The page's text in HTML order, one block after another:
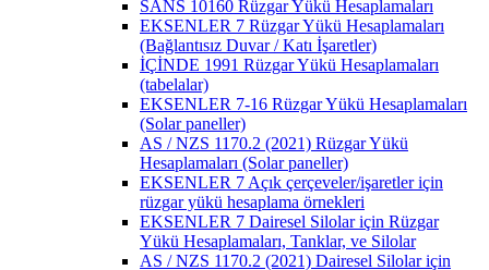
SANS 10160 Rüzgar Yükü Hesaplamaları
EKSENLER 7 Rüzgar Yükü Hesaplamaları
(Bağlantısız Duvar / Katı İşaretler)
İÇİNDE 1991 Rüzgar Yükü Hesaplamaları
(tabelalar)
EKSENLER 7-16 Rüzgar Yükü Hesaplamaları
(Solar paneller)
AS / NZS 1170.2 (2021) Rüzgar Yükü
Hesaplamaları (Solar paneller)
EKSENLER 7 Açık çerçeveler/işaretler için
rüzgar yükü hesaplama örnekleri
EKSENLER 7 Dairesel Silolar için Rüzgar
Yükü Hesaplamaları, Tanklar, ve Silolar
AS / NZS 1170.2 (2021) Dairesel Silolar için